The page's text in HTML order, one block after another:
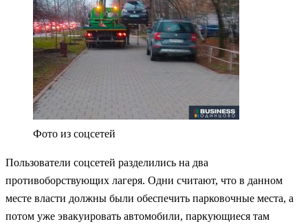
Фото из соцсетей
Пользователи соцсетей разделились на два
противоборствующих лагеря. Одни считают, что в данном
месте власти должны были обеспечить парковочные места, а
потом уже эвакуировать автомобили, паркующиеся там